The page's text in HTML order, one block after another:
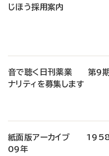
じほう採用案内
音で聴く日刊薬業 第9期
ナリティを募集します
紙面版アーカイブ
09年